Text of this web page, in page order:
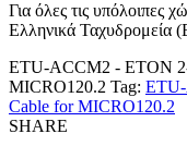
Για όλες τις υπόλοιπες
Ελληνικά Ταχυδρομεία
ETU-ACCM2 - ETON
MICRO120.2 Tag:
Cable for MICRO120.2
SHARE